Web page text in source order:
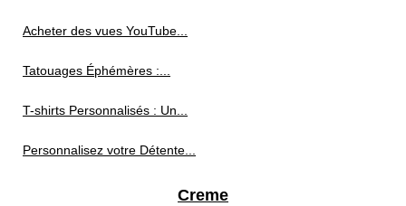
Acheter des vues YouTube...
Tatouages Éphémères :...
T-shirts Personnalisés : Un...
Personnalisez votre Détente...
Creme